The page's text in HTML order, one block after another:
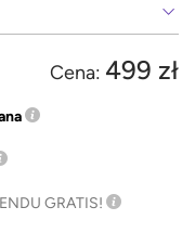
Cena: 499 zł
GRATIS!